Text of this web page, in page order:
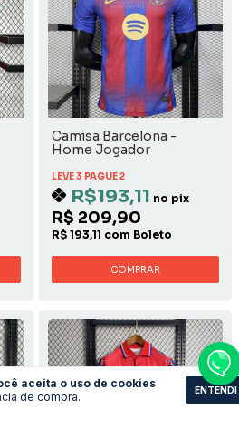
aceita o uso de cookies
de compra.
ENTENDI
Camisa Barcelona -
Home Jogador
LEVE 3 PAGUE 2
R$193,11 no pix
R$ 209,90
R$ 193,11 com Boleto
COMPRAR